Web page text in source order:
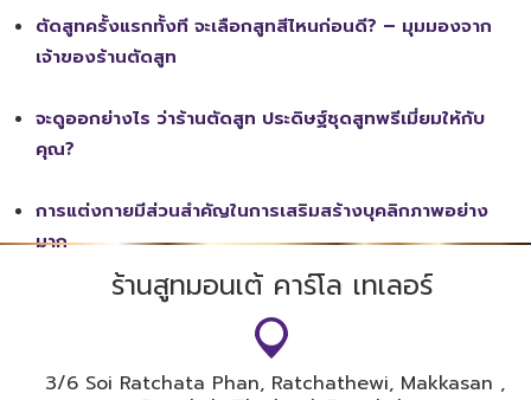
ตัดสูทครั้งแรกทั้งที จะเลือกสูทสีไหนก่อนดี? – มุมมองจาก
เจ้าของร้านตัดสูท
จะดูออกย่างไร ว่าร้านตัดสูท ประดิษฐ์ชุดสูทพรีเมี่ยมให้กับ
คุณ?
การแต่งกายมีส่วนสำคัญในการเสริมสร้างบุคลิกภาพอย่าง
มาก
ร้านสูทมอนเต้ คาร์โล เทเลอร์
3/6 Soi​ Ratchata Phan, Ratchathewi, Makkasan ,